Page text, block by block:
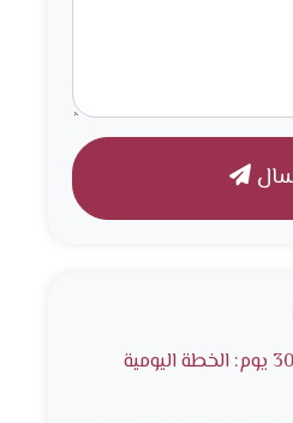
تعلم الإنجليزية في 30 يوم: الخطة اليومية